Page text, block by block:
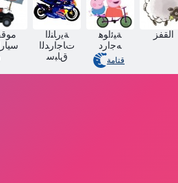
ﺕﺍﺭﺎﻴﺴﻟﺍ ﻉﺍﺮﺻ
ﺔﺣﺎﺳ
ﺔﻳﺭﺎﻨﻟﺍ
ﺕﺎﺟﺍﺭﺪﻟﺍ
ﻕﺎﺒﺳ
ﺔﻴﺋﺍﻮﻫ
ﻪﺟﺍﺭﺩ
القفز
قتامة